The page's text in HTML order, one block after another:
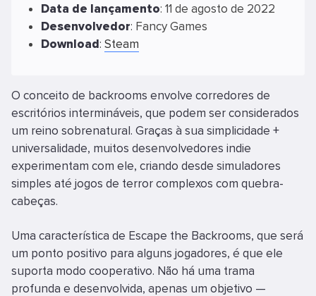
Data de lançamento: 11 de agosto de 2022
Desenvolvedor: Fancy Games
Download: Steam
O conceito de backrooms envolve corredores de
escritórios intermináveis, que podem ser considerados
um reino sobrenatural. Graças à sua simplicidade +
universalidade, muitos desenvolvedores indie
experimentam com ele, criando desde simuladores
simples até jogos de terror complexos com quebra-
cabeças.
Uma característica de Escape the Backrooms, que será
um ponto positivo para alguns jogadores, é que ele
suporta modo cooperativo. Não há uma trama
profunda e desenvolvida, apenas um objetivo —